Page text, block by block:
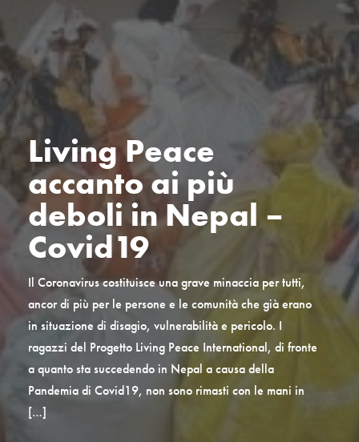
Living Peace
accanto ai più
deboli in Nepal –
Covid19
Il Coronavirus costituisce una grave minaccia per tutti,
ancor di più per le persone e le comunità che già erano
in situazione di disagio, vulnerabilità e pericolo. I
ragazzi del Progetto Living Peace International, di fronte
a quanto sta succedendo in Nepal a causa della
Pandemia di Covid19, non sono rimasti con le mani in
[…]